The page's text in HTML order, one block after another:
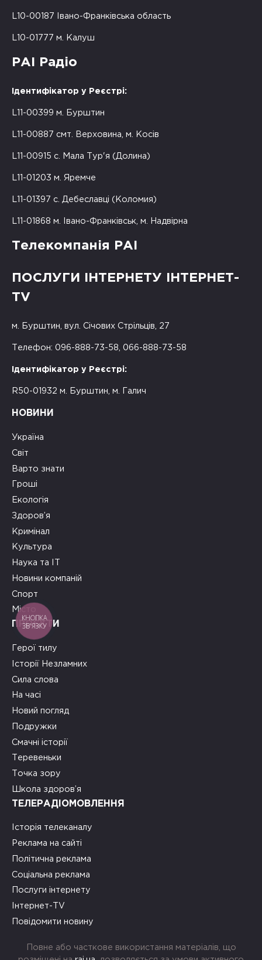
L10-00187 Івано-Франківська область
L10-01777 м. Калуш
РАІ Радіо
Ідентифікатор у Реєстрі:
L11-00399 м. Бурштин
L11-00887 смт. Верховина, м. Косів
L11-00915 с. Мала Тур'я (Долина)
L11-01203 м. Яремче
L11-01397 с. Дебеславці (Коломия)
L11-01868 м. Івано-Франківськ, м. Надвірна
Телекомпанія РАІ
ПОСЛУГИ ІНТЕРНЕТУ ІНТЕРНЕТ-
TV
м. Бурштин, вул. Січових Стрільців, 27
Телефон: 096-888-73-58, 066-888-73-58
Ідентифікатор у Реєстрі:
R50-01932 м. Бурштин, м. Галич
НОВИНИ
Україна
Світ
Варто знати
Гроші
Екологія
Здоров’я
Кримінал
Культура
Наука та ІТ
Новини компаній
Спорт
Місто
ПРОЄКТИ
Герої тилу
Історії Незламних
Сила слова
На часі
Новий погляд
Подружки
Смачні історії
Теревеньки
Точка зору
Школа здоров’я
ТЕЛЕРАДІОМОВЛЕННЯ
Історія телеканалу
Реклама на сайті
Політична реклама
Соціальна реклама
Послуги інтернету
Інтернет-TV
Повідомити новину
Повне або часткове використання матеріалів, що
КНОПКА
ЗВ'ЯЗКУ